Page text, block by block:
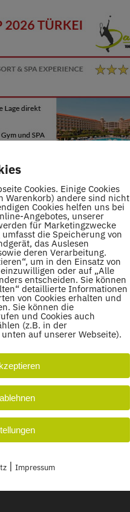
Cookies. Einige Cookies
Warenkorb) andere sind nicht
Cookies helfen uns bei
Angebotes, unserer
für Marketingzwecke
die Speicherung von
das Auslesen
deren Verarbeitung.
um in den Einsatz von
oder auf „Alle
entscheiden. Sie können
detaillierte Informationen
von Cookies erhalten und
Sie können die
und Cookies auch
(z.B. in der
auf unserer Webseite).
| Impressum